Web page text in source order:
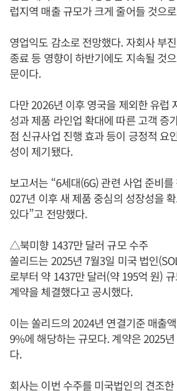
럽지역 매출 규모가 크게 줄어들 것으
영업익도 감소로 전망했다. 자회사 부
종료 등 영향이 하반기에도 지속될 것
문이다.
다만 2026년 이후 영국을 제외한 유럽
성과 제품 라인업 확대에 따른 고객 증
점 신규사업 진행 효과 등이 긍정적 요
성이 제기됐다.
보고서는 “6세대(6G) 관련 사업 준비
027년 이후 새 제품 중심의 성장성을
있다”고 전망했다.
△북미향 1437만 달러 규모 수주
쏠리드는 2025년 7월3일 미국 법인
로부터 약 1437만 달러(약 195억 원)
계약을 체결했다고 공시했다.
이는 쏠리드의 2024년 연결기준 매출
9%에 해당하는 규모다. 계약은 2025
다.
회사는 이번 수주를 미국법인의 견조